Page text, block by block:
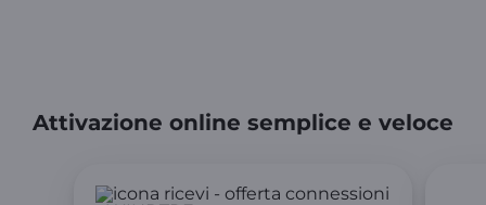
Attivazione online semplice e veloce